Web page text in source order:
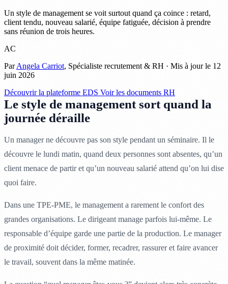
Un style de management se voit surtout quand ça coince : retard,
client tendu, nouveau salarié, équipe fatiguée, décision à prendre
sans réunion de trois heures.
AC
ParAngela Carriot, Spécialiste recrutement & RH · Mis à jour le 12
juin 2026
Découvrir la plateforme EDS Voir les documents RH
Le style de management sort quand la
journée déraille
Un manager ne découvre pas son style pendant un séminaire. Il le
découvre le lundi matin, quand deux personnes sont absentes, qu’un
client menace de partir et qu’un nouveau salarié attend qu’on lui dise
quoi faire.
Dans une TPE-PME, le management a rarement le confort des
grandes organisations. Le dirigeant manage parfois lui-même. Le
responsable d’équipe garde une partie de la production. Le manager
de proximité doit décider, former, recadrer, rassurer et faire avancer
le travail, souvent dans la même matinée.